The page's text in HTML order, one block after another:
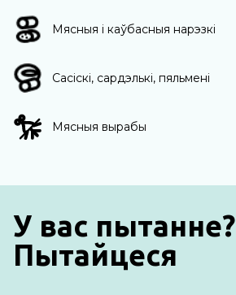
Мясныя і каўбасныя нарэзкі
Сасіскі, сардэлькі, пяльмені
Мясныя вырабы
У вас пытанне?
Пытайцеся